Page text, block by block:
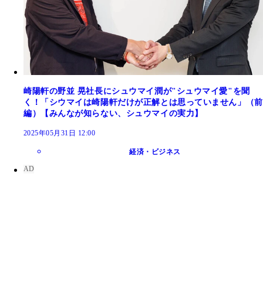
崎陽軒の野並 晃社長にシュウマイ潤が"シュウマイ愛"を聞
く！「シウマイは崎陽軒だけが正解とは思っていません」（前
編）【みんなが知らない、シュウマイの実力】
2025年05月31日 12:00
経済・ビジネス